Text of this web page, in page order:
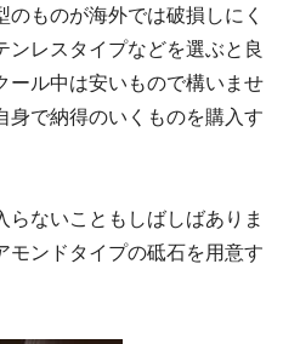
ものが海外では破損しにく
ンレスタイプなどを選ぶと良
ール中は安いもので構いませ
身で納得のいくものを購入す
らないこともしばしばありま
モンドタイプの砥石を用意す